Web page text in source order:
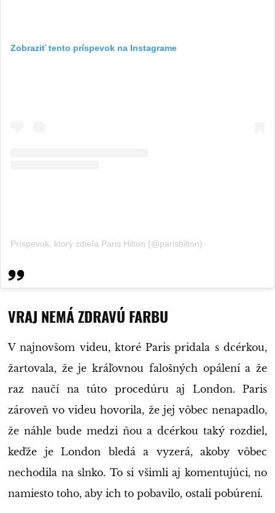
Zobraziť tento príspevok na Instagrame
Príspevok, ktorý zdieľa Paris Hilton (@parishilton)
VRAJ NEMÁ ZDRAVÚ FARBU
V najnovšom videu, ktoré Paris pridala s dcérkou,
žartovala, že je kráľovnou falošných opálení a že
raz naučí na túto procedúru aj London. Paris
zároveň vo videu hovorila, že jej vôbec nenapadlo,
že náhle bude medzi ňou a dcérkou taký rozdiel,
keďže je London bledá a vyzerá, akoby vôbec
nechodila na slnko. To si všimli aj komentujúci, no
namiesto toho, aby ich to pobavilo, ostali pobúrení.